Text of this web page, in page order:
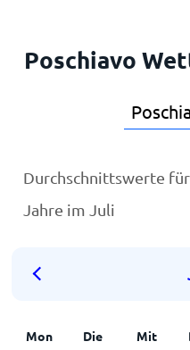
Poschiavo
Durchschnittswerte
Jahre im Juli
Mon Die Mit